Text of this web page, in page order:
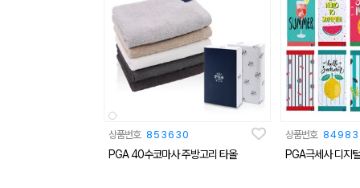
상품번호 853630
PGA 40수코마사 주방고리 타올
상품번호
PGA극세사 디지